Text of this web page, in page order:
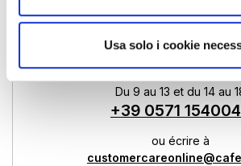
Usa solo i cookie
Du 9 au 13 et du 14 au
+39 0571
ou écrire à